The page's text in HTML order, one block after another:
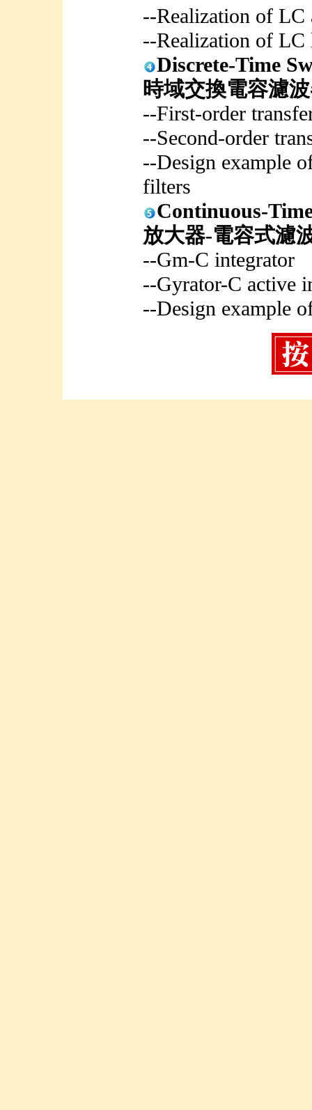
--Realization of LC
--Realization of LC
Discrete-Time
時域交換電容濾
--First-order
--Second-order
--Design example
filters
Continuous-
放大器-電容式濾
--Gm-C integrator
--Gyrator-C active
--Design example